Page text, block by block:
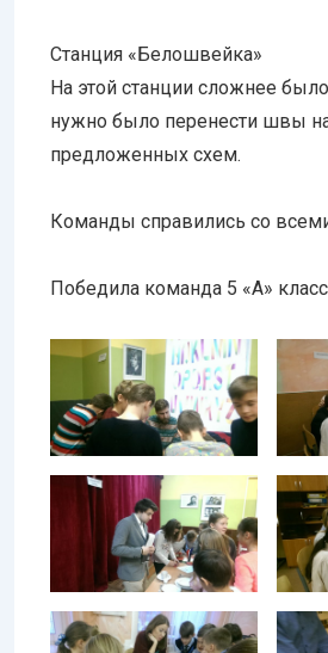
Станция «Белошвейка»
На этой станции сложнее
нужно было перенести швы
предложенных схем.
Команды справились со
Победила команда 5 «А»